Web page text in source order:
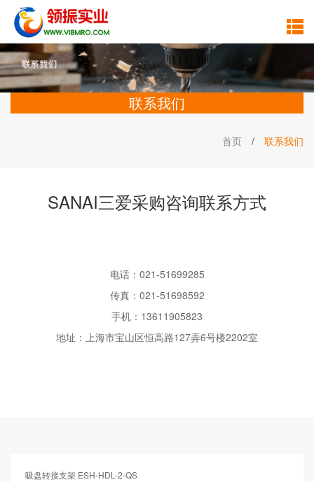
联系我们
首页 / 联系我们
SANAI三爱采购咨询联系方式
电话： 021-51699285
传真： 021-51698592
手机： 13611905823
地址：上海市宝山区恒高路127弄6号楼2202室
吸盘转接支架 ESH-HDL-2-QS